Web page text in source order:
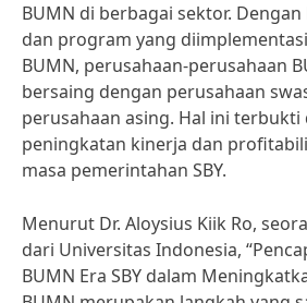
BUMN di berbagai sektor.
dan program yang
BUMN, perusahaan-perusahaan
bersaing dengan perusahaan
perusahaan asing. Hal ini terbukti
peningkatan kinerja dan
masa pemerintahan SBY.
Menurut Dr. Aloysius Kiik Ro,
dari Universitas Indonesia,
BUMN Era SBY dalam